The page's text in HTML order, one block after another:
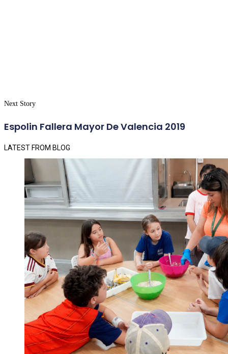
Next Story
Espolin Fallera Mayor De Valencia 2019
LATEST FROM BLOG